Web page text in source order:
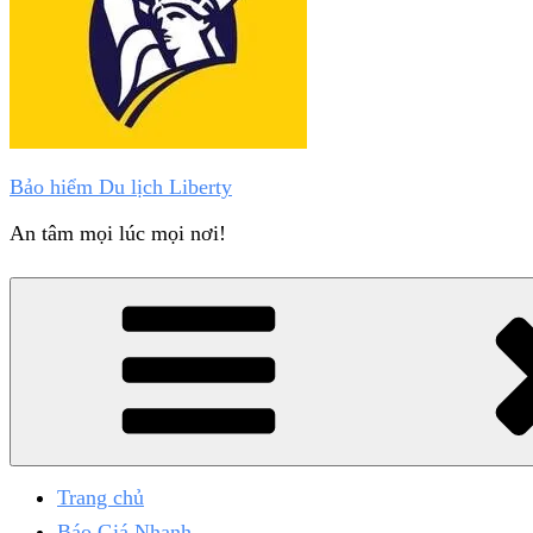
Bảo hiểm Du lịch Liberty
An tâm mọi lúc mọi nơi!
Trang chủ